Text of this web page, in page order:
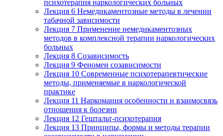
психотерапия наркологических больных
Лекция 6 Немедикаментозные методы в лечении
табачной зависимости
Лекция 7 Применение немедикаментозных
методов в комплексной терапии наркологических
больных
Лекция 8 Созависимость
Лекция 9 Феномен созависимости
Лекция 10 Современные психотерапевтические
методы, применяемые в наркологической
практике
Лекция 11 Наркомания особенности и взаимосвязь
отношения к болезни
Лекция 12 Гештальт-психотерапия
Лекция 13 Принципы, формы и методы терапии